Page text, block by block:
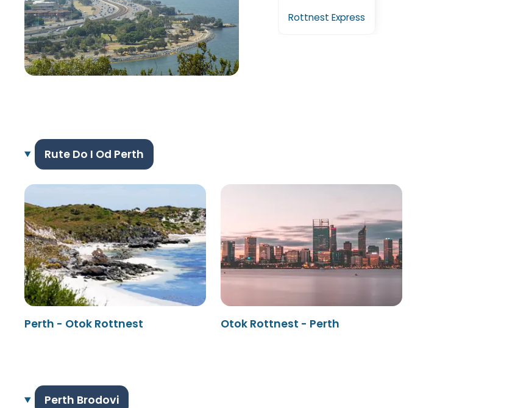
Rottnest Express
Rute Do I Od Perth
Perth - Otok Rottnest Otok Rottnest - Perth
Perth Brodovi